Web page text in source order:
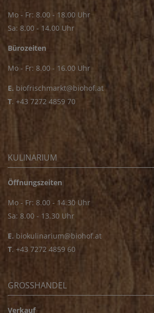
Mo - Fr: 8.00 - 18.00 Uhr
Sa: 8.00 - 14.00 Uhr
Bürozeiten
Mo - Fr: 8.00 - 16.00 Uhr
E. biofrischmarkt@biohof.at
T. +43 7272 4859 70
KULINARIUM
Öffnungszeiten
Mo - Fr: 8.00 - 14.30 Uhr
Sa: 8.00 - 13.30 Uhr
E. biokulinarium@biohof.at
T. +43 7272 4859 60
GROSSHANDEL
Verkauf